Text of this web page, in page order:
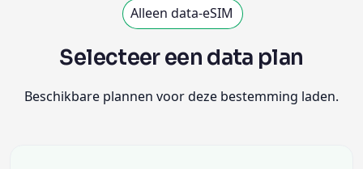
Alleen data-eSIM
Selecteer een data plan
Beschikbare plannen voor deze bestemming laden.